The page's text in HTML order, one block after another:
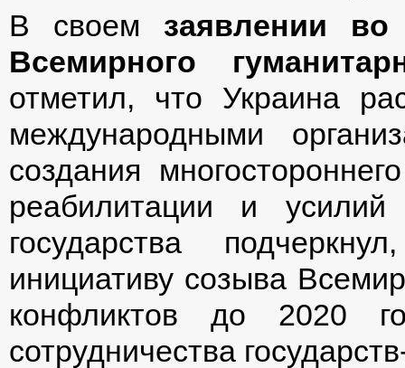
В своем заявлении во
Всемирного
отметил, что Украина
международными
создания
реабилитации и
государства
инициативу созыва
конфликтов до 2020
сотрудничества